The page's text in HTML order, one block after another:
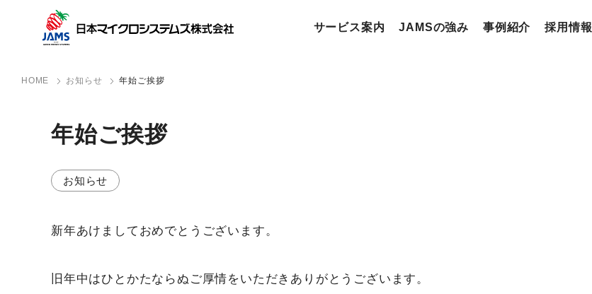
サービス案内 JAMSの強み 事例紹介 採用情報
HOME お知らせ 年始ご挨拶
年始ご挨拶
お知らせ
新年あけましておめでとうございます。
旧年中はひとかたならぬご厚情をいただきありがとうございます。